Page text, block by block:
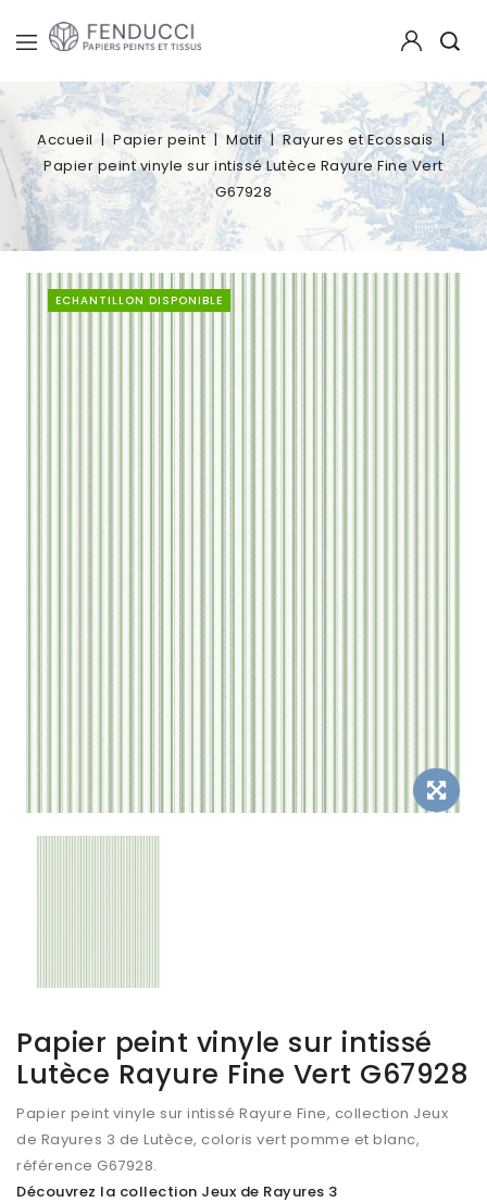
Accueil Papier peint Motif
Rayures et Ecossais
Papier peint vinyle sur intissé Lutèce Rayure Fine Vert
G67928
ECHANTILLON DISPONIBLE
Papier peint vinyle sur intissé
Lutèce Rayure Fine Vert G67928
Papier peint vinyle sur intissé Rayure Fine, collection Jeux
de Rayures 3 de Lutèce, coloris vert pomme et blanc,
référence G67928.
Découvrez la collection Jeux de Rayures 3